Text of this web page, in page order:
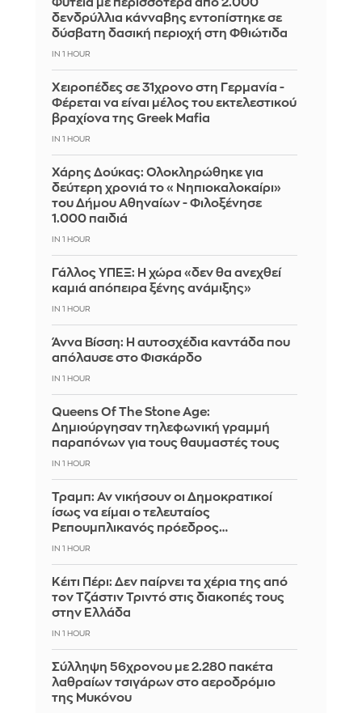
Φυτεία με περισσότερα από 2.000
δενδρύλλια κάνναβης εντοπίστηκε σε
δύσβατη δασική περιοχή στη Φθιώτιδα
IN 1 HOUR
Χειροπέδες σε 31χρονο στη Γερμανία -
Φέρεται να είναι μέλος του εκτελεστικού
βραχίονα της Greek Mafia
IN 1 HOUR
Χάρης Δούκας: Ολοκληρώθηκε για
δεύτερη χρονιά το «Νηπιοκαλοκαίρι»
του Δήμου Αθηναίων - Φιλοξένησε
1.000 παιδιά
IN 1 HOUR
Γάλλος ΥΠΕΞ: Η χώρα «δεν θα ανεχθεί
καμιά απόπειρα ξένης ανάμιξης»
IN 1 HOUR
Άννα Βίσση: Η αυτοσχέδια καντάδα που
απόλαυσε στο Φισκάρδο
IN 1 HOUR
Queens Of The Stone Age:
Δημιούργησαν τηλεφωνική γραμμή
παραπόνων για τους θαυμαστές τους
IN 1 HOUR
Τραμπ: Αν νικήσουν οι Δημοκρατικοί
ίσως να είμαι ο τελευταίος
Ρεπουμπλικανός πρόεδρος…
IN 1 HOUR
Κέιτι Πέρι: Δεν παίρνει τα χέρια της από
τον Τζάστιν Τριντό στις διακοπές τους
στην Ελλάδα
IN 1 HOUR
Σύλληψη 56χρονου με 2.280 πακέτα
λαθραίων τσιγάρων στο αεροδρόμιο
της Μυκόνου